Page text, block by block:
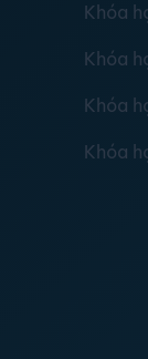
Khóa
Khóa
Khóa
Khóa